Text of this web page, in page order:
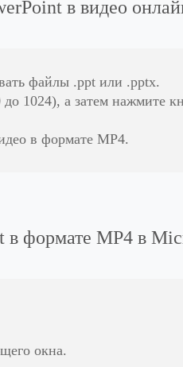
в видео
файлы .ppt или .pptx.
1024), а затем нажмите
в формате MP4.
в формате MP4 в
окна.